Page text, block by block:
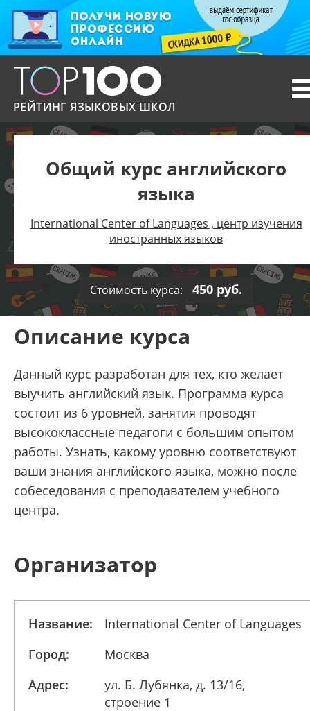
РЕЙТИНГ ЯЗЫКОВЫХ ШКОЛ
Общий курс английского
языка
International Center of Languages , центр изучения
иностранных языков
Стоимость курса: 450 руб.
Описание курса
Данный курс разработан для тех, кто желает
выучить английский язык. Программа курса
состоит из 6 уровней, занятия проводят
высококлассные педагоги с большим опытом
работы. Узнать, какому уровню соответствуют
ваши знания английского языка, можно после
собеседования с преподавателем учебного
центра.
Организатор
Название:
International Center of Languages
Город:
Москва
Адрес:
ул. Б. Лубянка, д. 13/16,
строение 1